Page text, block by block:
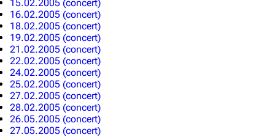
15.02.2005 (concert)
16.02.2005 (concert)
18.02.2005 (concert)
19.02.2005 (concert)
21.02.2005 (concert)
22.02.2005 (concert)
24.02.2005 (concert)
25.02.2005 (concert)
27.02.2005 (concert)
28.02.2005 (concert)
26.05.2005 (concert)
27.05.2005 (concert)